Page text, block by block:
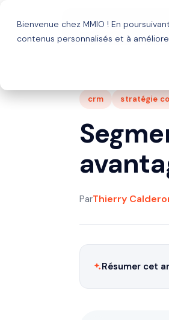
Bienvenue chez MMIO ! En
contenus personnalisés et à
crm stratégie
ParThierry
Résumer cet